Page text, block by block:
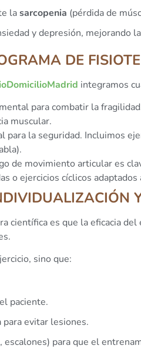
lasarcopenia (pérdida de
y depresión, mejorando
DE
integramos
para combatir la
muscular.
para la seguridad. Incluimos
de movimiento articular es
o ejercicios cíclicos
científica es que la eficacia del
sino que:
paciente.
para evitar lesiones.
para que el